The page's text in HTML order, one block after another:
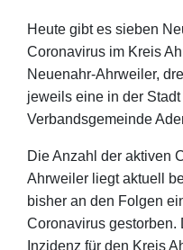
Heute gibt es sieben
Coronavirus im Kreis
Neuenahr-Ahrweiler,
jeweils eine in der
Verbandsgemeinde
Die Anzahl der aktiven
Ahrweiler liegt aktuell
bisher an den Folgen
Coronavirus gestorben.
Inzidenz für den Kreis